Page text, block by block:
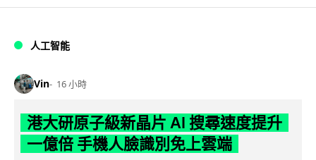
人工智能
Vin 16 小時
港大研原子級新晶片 AI 搜尋速度提升
一億倍 手機人臉識別免上雲端